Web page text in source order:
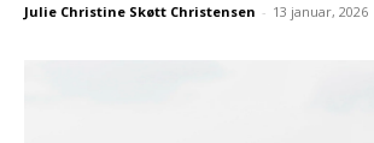
Julie Christine Skøtt Christensen - 13 januar, 2026